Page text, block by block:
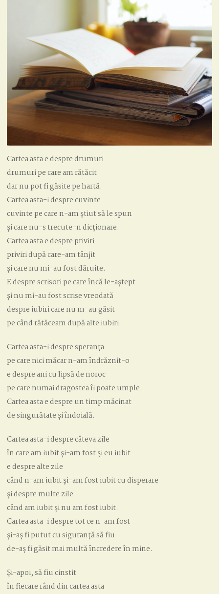
Cartea asta e despre drumuri
drumuri pe care am rătăcit
dar nu pot fi găsite pe hartă.
Cartea asta-i despre cuvinte
cuvinte pe care n-am știut să le spun
și care nu-s trecute-n dicționare.
Cartea asta e despre priviri
priviri după care-am tânjit
și care nu mi-au fost dăruite.
E despre scrisori pe care încă le-aștept
și nu mi-au fost scrise vreodată
despre iubiri care nu m-au găsit
pe când rătăceam după alte iubiri.
Cartea asta-i despre speranța
pe care nici măcar n-am îndrăznit-o
e despre ani cu lipsă de noroc
pe care numai dragostea îi poate umple.
Cartea asta e despre un timp măcinat
de singurătate și îndoială.
Cartea asta-i despre câteva zile
în care am iubit și-am fost și eu iubit
e despre alte zile
când n-am iubit și-am fost iubit cu disperare
și despre multe zile
când am iubit și nu am fost iubit.
Cartea asta-i despre tot ce n-am fost
și-aș fi putut cu siguranță să fiu
de-aș fi găsit mai multă încredere în mine.
Și-apoi, să fiu cinstit
în fiecare rând din cartea asta